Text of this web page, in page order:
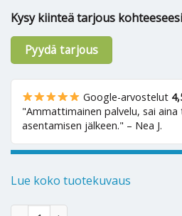
Kysy kiinteä tarjous
Google-arvostelut
"Ammattimainen palvelu, sai
asentamisen jälkeen." – Nea J.
Pyydä tarjous
Lue koko tuotekuvaus
Ilmalämpöpumppu Toshiba Arctic
Alternative: